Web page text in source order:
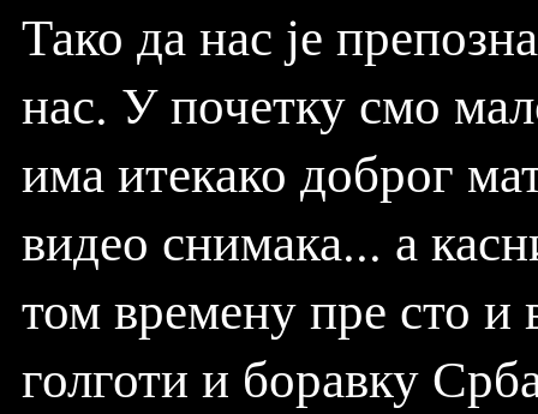
Тако да нас је
нас. У почетку смо
има итекако доброг
видео снимака... а
том времену пре сто и
голготи и боравку